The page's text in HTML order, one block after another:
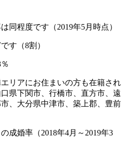
同程度です（2019年5月時点）
す（8割）
リアにお住まいの方も在籍され
県下関市、行橋市、直方市、遠
、大分県中津市、築上郡、豊前
成婚率（2018年4月～2019年3